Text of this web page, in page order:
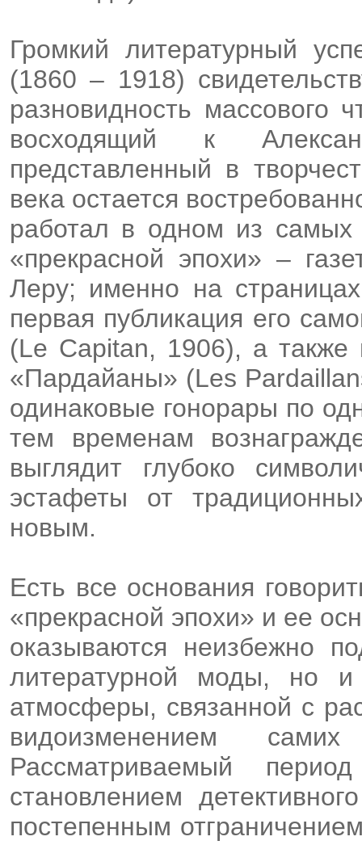
Громкий литературный
(1860 – 1918)
разновидность
восходящий к
представленный в
века остается
работал в одном из самых
«прекрасной эпохи» –
Леру; именно на
первая публикация его
(Le Capitan, 1906), а также
«Пардайаны» (Les
одинаковые гонорары по
тем временам
выглядит глубоко
эстафеты от
новым.
Есть все основания
«прекрасной эпохи» и ее
оказываются неизбежно
литературной моды, но и
атмосферы, связанной с
видоизменением
Рассматриваемый
становлением
постепенным